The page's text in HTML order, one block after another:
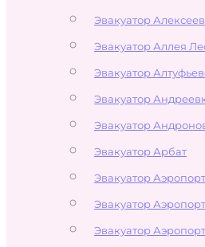
Эвакуатор
Эвакуатор Аллея
Эвакуатор
Эвакуатор
Эвакуатор
Эвакуатор Арбат
Эвакуатор Аэропорт
Эвакуатор
Эвакуатор